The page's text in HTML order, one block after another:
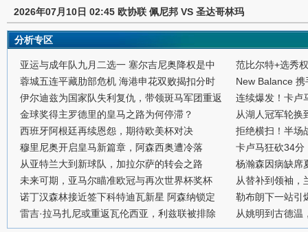
2026年07月10日 02:45 欧协联 佩尼邦 VS 圣达哥林玛
分析专区
亚运与成年队九月二选一 塞尔吉尼奥降权是中
蓉城五连平藏肋部危机 海港申花双败揭扣分时
伊尔迪兹为国家队失利复仇，带领斑马军团重返
金球奖得主罗德里的皇马之路为何停滞？
西班牙阿根廷再续恩怨，期待欧美杯对决
穆里尼奥开启皇马新篇章，阿森西奥遭冷落
从亚特兰大到新球队，加拉尔萨的转会之路
未来可期，亚马尔瞄准欧冠与再次世界杯奖杯
诺丁汉森林接近签下科特迪瓦新星 阿森纳锁定
雷吉·拉马扎尼或重返瓦伦西亚，利兹联被排除
范比尔特+选秀
New Balance
连续爆发！卡卢
从湖人冠军轮换
拒绝横扫！半场
卡卢马狂砍34分
杨瀚森因病缺席
从替补到领袖，
勒布朗下一站引
从姚明到古德温